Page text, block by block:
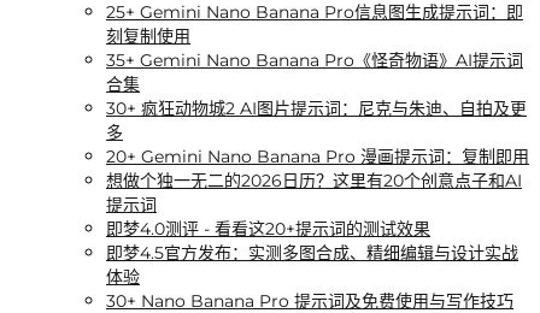
25+ Gemini Nano Banana Pro信息图生成提示词：即
刻复制使用
35+ Gemini Nano Banana Pro《怪奇物语》AI提示词
合集
30+ 疯狂动物城2 AI图片提示词：尼克与朱迪、自拍及更
多
20+ Gemini Nano Banana Pro 漫画提示词：复制即用
想做个独一无二的2026日历？这里有20个创意点子和AI
提示词
即梦4.0测评 - 看看这20+提示词的测试效果
即梦4.5官方发布：实测多图合成、精细编辑与设计实战
体验
30+ Nano Banana Pro 提示词及免费使用与写作技巧